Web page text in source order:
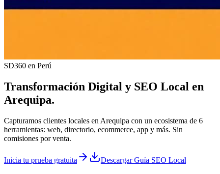
SD360 en Perú
Transformación Digital y SEO Local en
Arequipa.
Capturamos clientes locales en Arequipa con un ecosistema de 6
herramientas: web, directorio, ecommerce, app y más. Sin
comisiones por venta.
Inicia tu prueba gratuita Descargar Guía SEO Local